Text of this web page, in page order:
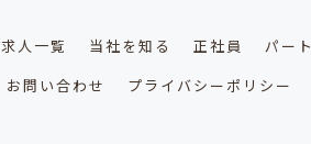
求人一覧 当社を知る 正社員 パート
お問い合わせ プライバシーポリシー